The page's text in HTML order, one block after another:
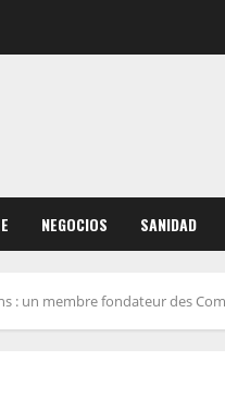
NEGOCIOS SANIDAD
: un membre fondateur des